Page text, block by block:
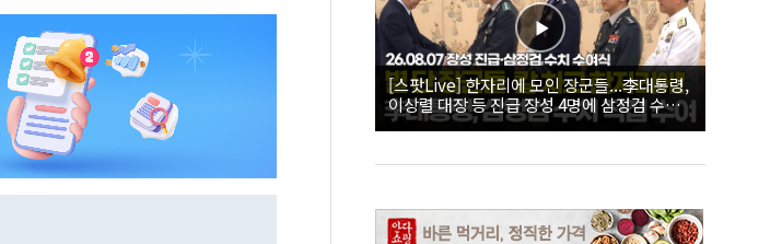
[스팟Live] 한자리에 모인 장군들...李대통령,
이상렬 대장 등 진급 장성 4명에 삼정검 수치
직접 수여｜26.08.07 장성 진급·삼정검 수치